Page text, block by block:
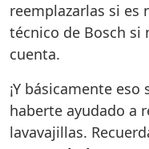
reemplazarlas si es
técnico de Bosch si
cuenta.
¡Y básicamente
haberte ayudado a
lavavajillas.